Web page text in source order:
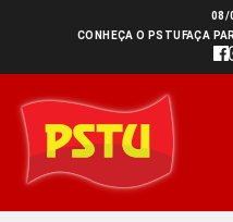
conteúdo
08/
CONHEÇA O PSTU FAÇA